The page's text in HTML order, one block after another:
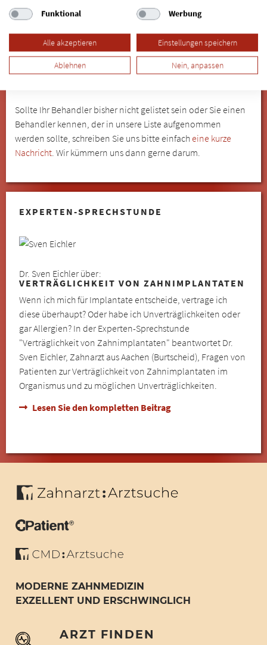
Rückmeldung.
SIND SIE PATIENT/IN UND MÖCHTEN
IHREN BEHANDLER FÜR EINE LISTUNG
Sollte Ihr Behandler bisher nicht gelistet sein oder Sie einen
Behandler kennen, der in unsere Liste aufgenommen
werden sollte, schreiben Sie uns bitte einfacheine kurze
Nachricht. Wir kümmern uns dann gerne darum.
EXPERTEN-SPRECHSTUNDE
Dr. Sven Eichler über:
VERTRÄGLICHKEIT VON ZAHNIMPLANTATEN
Wenn ich mich für Implantate entscheide, vertrage ich
diese überhaupt? Oder habe ich Unverträglichkeiten oder
gar Allergien? In der Experten-Sprechstunde
"Verträglichkeit von Zahnimplantaten" beantwortet Dr.
Sven Eichler, Zahnarzt aus Aachen (Burtscheid), Fragen von
Patienten zur Verträglichkeit von Zahnimplantaten im
Organismus und zu möglichen Unverträglichkeiten.
Lesen Sie den kompletten Beitrag
MODERNE ZAHNMEDIZIN
EXZELLENT UND ERSCHWINGLICH
ARZT FINDEN
Funktional Werbung
Alle akzeptieren Einstellungen speichern
Ablehnen Nein, anpassen